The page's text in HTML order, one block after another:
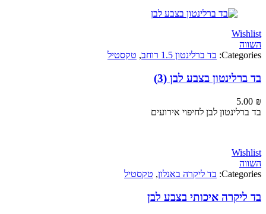
בד ברלינטון 1.5 רוחב , טקסטיל
בצבע לבן (3)
לבן לחיפוי אירועים
בד ליקרה באנלון ,טקסטיל
איכותי בצבע לבן